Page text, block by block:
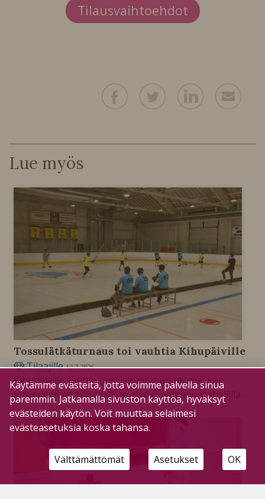
Tilausvaihtoehdot
Lue myös
Tossulätkäturnaus toi vauhtia Kihupäiville
Tilaajille 13.7.2026
Kihupäiville saatiin uusi liikuntatapahtuma, kun
ensimmäinen tossulätkäturnaus pelattiin jäähallilla.
Käytämme evästeitä, jotta voimme palvella sinua
paremmin. Jatkamalla sivuston käyttöä, hyväksyt
evästeiden käytön. Voit muuttaa selaimesi
evästeasetuksia koska tahansa.
Välttämättömät Asetukset OK